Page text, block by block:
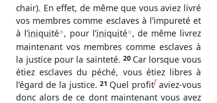
chair). En effet, de même que vous aviez livré
vos membres comme esclaves à l’impureté et
à l’iniquité A , pour l’iniquité A , de même livrez
maintenant vos membres comme esclaves à
la justice pour la sainteté.20 Car lorsque vous
étiez esclaves du péché, vous étiez libres à
l’égard de la justice.21 Quel profitfaviez-vous
donc alors de ce dont maintenant vous avez
nous,
à
l’égard
du
péché
Romains
6.